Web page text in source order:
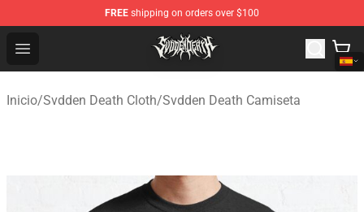
FREE shipping on orders over $100
Open menu
Svdden Death Shop - Official Svdden Death
Inicio/Svdden Death Cloth/Svdden Death Camiseta